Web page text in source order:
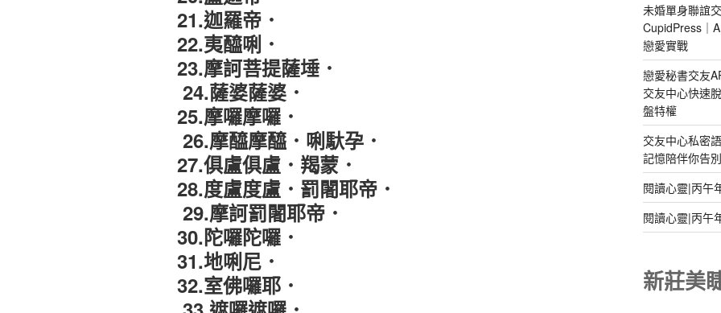
21.迦羅帝．
22.夷醯唎．
23.摩訶菩提薩埵 ．
24.薩婆薩婆．
25.摩囉摩囉 ．
26.摩醯摩醯 ． 唎馱孕．
27.俱盧俱盧 ． 羯蒙．
28.度盧度盧 ． 罰闍耶帝．
29.摩訶罰闍耶帝．
30.陀囉陀囉．
31.地唎尼．
32.室佛囉耶．
未婚單身聯誼
CupidPress｜
戀愛實戰
戀愛秘書交友
交友中心快速
盤特權
交友中心私密
記憶陪伴你告
閱讀心靈|丙午
閱讀心靈|丙午
新莊美